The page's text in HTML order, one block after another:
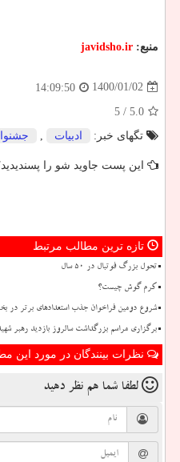
منبع: javidsho.ir
1400/01/02
14:09:50
5.0
/ 5
تگهای خبر:
ادبیات
این پست جاوید شو را
تازه ترین مطالب مرتبط
تحول بزرگ فوتبال در ۵۰ سال
کرم گوش چیست؟
شروع دومین فراخوان جذب استعدادهای برتر
برگزاری مراسم بزرگداشت سالروز بازدید رهبر
نظرات بینندگان در مورد این
لطفا شما هم نظر دهید